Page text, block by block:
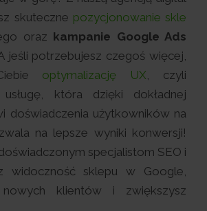
skuteczne pozycjonowanie skle
oraz kampanie Google Ads
jeśli potrzebujesz czegoś więcej,
optymalizację UX, czyli
która dzięki dokładnej
doświadczenia użytkowników na
na lepsze wyniki konwersji!
specjalistom SEO i
widoczność sklepu w Google,
klientów i zwiększysz